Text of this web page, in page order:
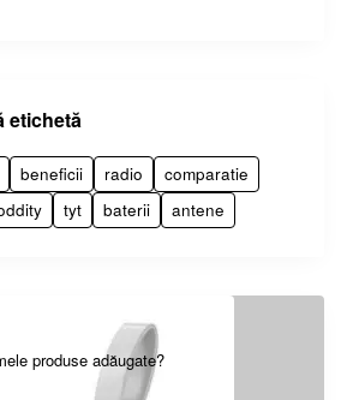
etichetă
beneficii radio
comparatie
tyt baterii antene
produse adăugate?